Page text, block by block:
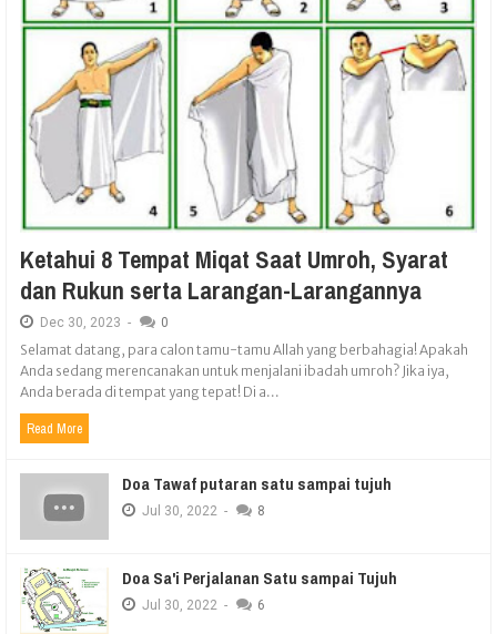
Ketahui 8 Tempat Miqat Saat Umroh, Syarat
dan Rukun serta Larangan-Larangannya
Dec 30, 2023 - 0
Selamat datang, para calon tamu-tamu Allah yang berbahagia! Apakah
Anda sedang merencanakan untuk menjalani ibadah umroh? Jika iya,
Anda berada di tempat yang tepat! Di a...
Read More
Doa Tawaf putaran satu sampai tujuh
Jul 30, 2022 - 8
Doa Sa'i Perjalanan Satu sampai Tujuh
Jul 30, 2022 - 6